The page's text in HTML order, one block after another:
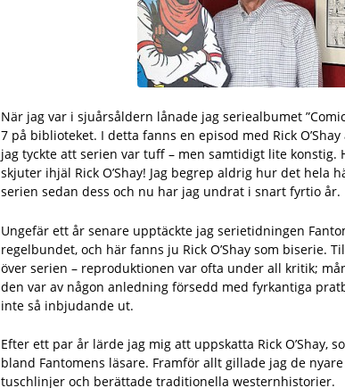
När jag var i sjuårsåldern lånade jag seriealbumet
7 på biblioteket. I detta fanns en episod med Rick
jag tyckte att serien var tuff – men samtidigt lite konstig.
skjuter ihjäl Rick O’Shay! Jag begrep aldrig hur det hela
serien sedan dess och nu har jag undrat i snart fyrtio år.
Ungefär ett år senare upptäckte jag serietidningen
regelbundet, och här fanns ju Rick O’Shay som biserie.
över serien – reproduktionen var ofta under all kritik;
den var av någon anledning försedd med fyrkantiga
inte så inbjudande ut.
Efter ett par år lärde jag mig att uppskatta Rick O’Shay,
bland Fantomens läsare. Framför allt gillade jag de
tuschlinjer och berättade traditionella westernhistorier.